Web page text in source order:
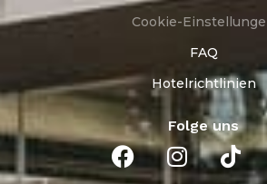
Cookie-
FAQ
Hotelrichtlinien
Folge uns